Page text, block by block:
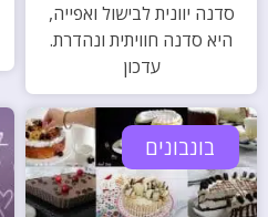
סדנה יוונית לבישול ואפייה,
היא סדנה חוויתית ונהדרת.
עדכון
בונבונים